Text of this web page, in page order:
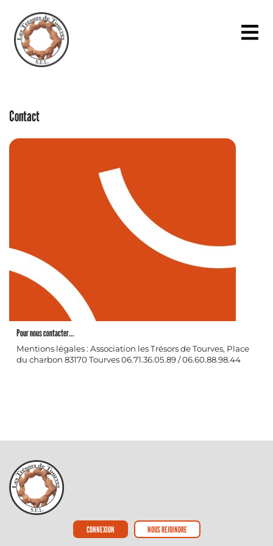
Contact
Pour nous contacter...
Mentions légales : Association les Trésors de Tourves, Place
du charbon 83170 Tourves 06.71.36.05.89 / 06.60.88.98.44
CONNEXION NOUS REJOINDRE